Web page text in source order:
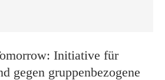
Initiative für
gegen gruppenbezogene